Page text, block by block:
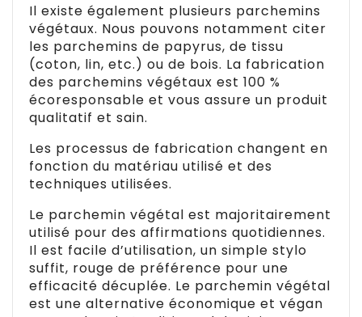
Il existe également plusieurs parchemins
végétaux. Nous pouvons notamment citer
les parchemins de papyrus, de tissu
(coton, lin, etc.) ou de bois. La fabrication
des parchemins végétaux est 100 %
écoresponsable et vous assure un produit
qualitatif et sain.
Les processus de fabrication changent en
fonction du matériau utilisé et des
techniques utilisées.
Le parchemin végétal est majoritairement
utilisé pour des affirmations quotidiennes.
Il est facile d’utilisation, un simple stylo
suffit, rouge de préférence pour une
efficacité décuplée. Le parchemin végétal
est une alternative économique et végan